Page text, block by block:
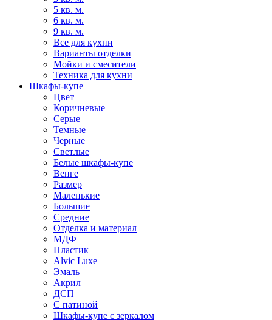
5 кв. м.
6 кв. м.
9 кв. м.
Все для кухни
Варианты отделки
Мойки и смесители
Техника для кухни
Шкафы-купе
Цвет
Коричневые
Серые
Темные
Черные
Светлые
Белые шкафы-купе
Венге
Размер
Маленькие
Большие
Средние
Отделка и материал
МДФ
Пластик
Alvic Luxe
Эмаль
Акрил
ДСП
С патиной
Шкафы-купе с зеркалом